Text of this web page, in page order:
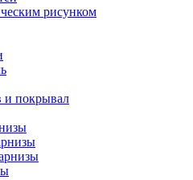
рисунком
и покрывал